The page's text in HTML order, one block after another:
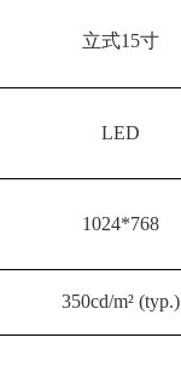
立式15寸
LED
1024*768
350cd/m²(typ.)